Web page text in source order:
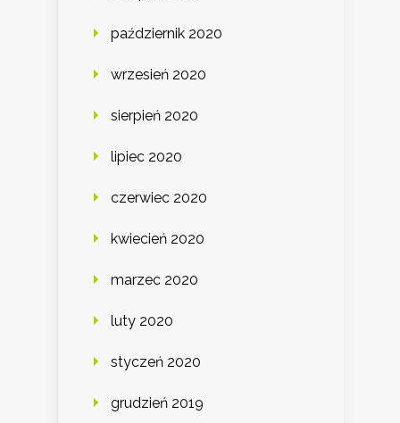
październik 2020
wrzesień 2020
sierpień 2020
lipiec 2020
czerwiec 2020
kwiecień 2020
marzec 2020
luty 2020
styczeń 2020
grudzień 2019